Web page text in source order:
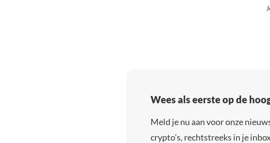
Wees als eerste op de
Meld je nu aan voor onze
crypto’s, rechtstreeks in je